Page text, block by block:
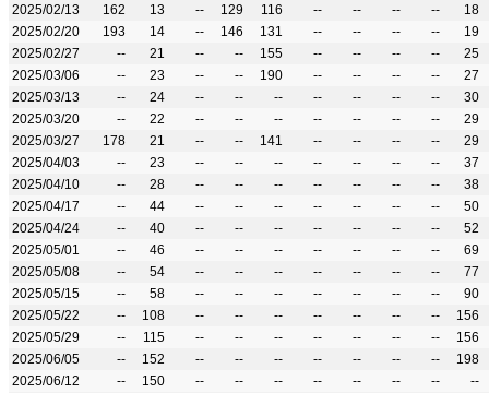
2025/02/13
162 13 -- 129 116 -- -- -- --
18
2025/02/20
193 14 -- 146 131 -- -- -- --
19
2025/02/27
-- 21 -- -- 155 -- -- -- --
25
2025/03/06
-- 23 -- -- 190 -- -- -- --
27
2025/03/13
-- 24 -- -- -- -- -- -- --
30
2025/03/20
-- 22 -- -- -- -- -- -- --
29
2025/03/27
178 21 -- -- 141 -- -- -- --
29
2025/04/03
-- 23 -- -- -- -- -- -- --
37
2025/04/10
-- 28 -- -- -- -- -- -- --
38
2025/04/17
-- 44 -- -- -- -- -- -- --
50
2025/04/24
-- 40 -- -- -- -- -- -- --
52
2025/05/01
-- 46 -- -- -- -- -- -- --
69
2025/05/08
-- 54 -- -- -- -- -- -- --
77
2025/05/15
-- 58 -- -- -- -- -- -- --
90
2025/05/22
-- 108 -- -- -- -- -- -- --
156
2025/05/29
-- 115 -- -- -- -- -- -- --
156
2025/06/05
-- 152 -- -- -- -- -- -- --
198
2025/06/12
-- 150 -- -- -- -- -- -- --
--